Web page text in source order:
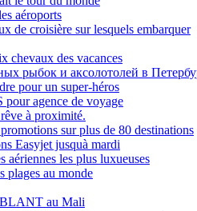
aéroports
de croisière sur lesquels embarquer
chevaux des vacances
рыбок и аксолотолей в
pour un super-héros
agence de voyage
à proximité.
sur plus de 80 destinations
Easyjet jusquà mardi
aériennes les plus luxueuses
plages au monde
au Mali